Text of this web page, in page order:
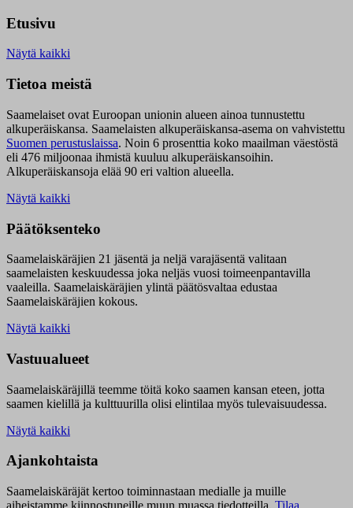
Etusivu
Näytä kaikki
Tietoa meistä
Saamelaiset ovat Euroopan unionin alueen ainoa tunnustettu
alkuperäiskansa. Saamelaisten alkuperäiskansa-asema on vahvistettu
Suomen perustuslaissa. Noin 6 prosenttia koko maailman väestöstä
eli 476 miljoonaa ihmistä kuuluu alkuperäiskansoihin.
Alkuperäiskansoja elää 90 eri valtion alueella.
Näytä kaikki
Päätöksenteko
Saamelaiskäräjien 21 jäsentä ja neljä varajäsentä valitaan
saamelaisten keskuudessa joka neljäs vuosi toimeenpantavilla
vaaleilla. Saamelaiskäräjien ylintä päätösvaltaa edustaa
Saamelaiskäräjien kokous.
Näytä kaikki
Vastuualueet
Saamelaiskäräjillä teemme töitä koko saamen kansan eteen, jotta
saamen kielillä ja kulttuurilla olisi elintilaa myös tulevaisuudessa.
Näytä kaikki
Ajankohtaista
Saamelaiskäräjät kertoo toiminnastaan medialle ja muille